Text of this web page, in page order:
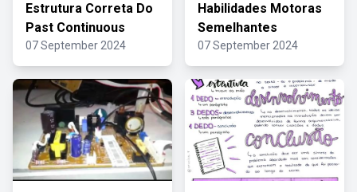
Estrutura Correta Do
Past Continuous
07 September 2024
Habilidades Motoras
Semelhantes
07 September 2024